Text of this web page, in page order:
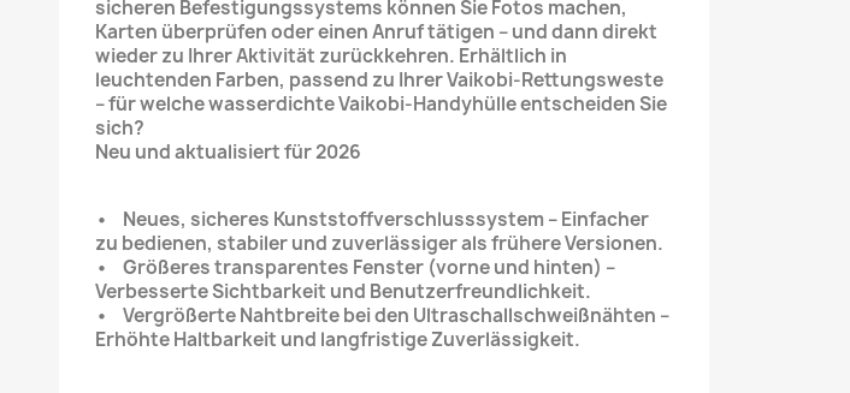
sicheren Befestigungssystems können Sie Fotos machen,
Karten überprüfen oder einen Anruf tätigen – und dann direkt
wieder zu Ihrer Aktivität zurückkehren. Erhältlich in
leuchtenden Farben, passend zu Ihrer Vaikobi-Rettungsweste
– für welche wasserdichte Vaikobi-Handyhülle entscheiden Sie
sich?
Neu und aktualisiert für 2026
• Neues, sicheres Kunststoffverschlusssystem – Einfacher
zu bedienen, stabiler und zuverlässiger als frühere Versionen.
• Größeres transparentes Fenster (vorne und hinten) –
Verbesserte Sichtbarkeit und Benutzerfreundlichkeit.
• Vergrößerte Nahtbreite bei den Ultraschallschweißnähten –
Erhöhte Haltbarkeit und langfristige Zuverlässigkeit.